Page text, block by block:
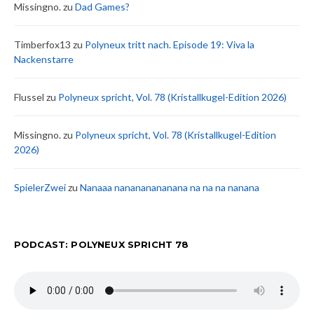
Missingno.zu Dad Games?
Timberfox13 zu Polyneux tritt nach. Episode 19: Viva la
Nackenstarre
Flussel zu Polyneux spricht, Vol. 78 (Kristallkugel-Edition 2026)
Missingno.zu Polyneux spricht, Vol. 78 (Kristallkugel-Edition
2026)
SpielerZweizu Nanaaa nanananananana na na na nanana
PODCAST: POLYNEUX SPRICHT 78